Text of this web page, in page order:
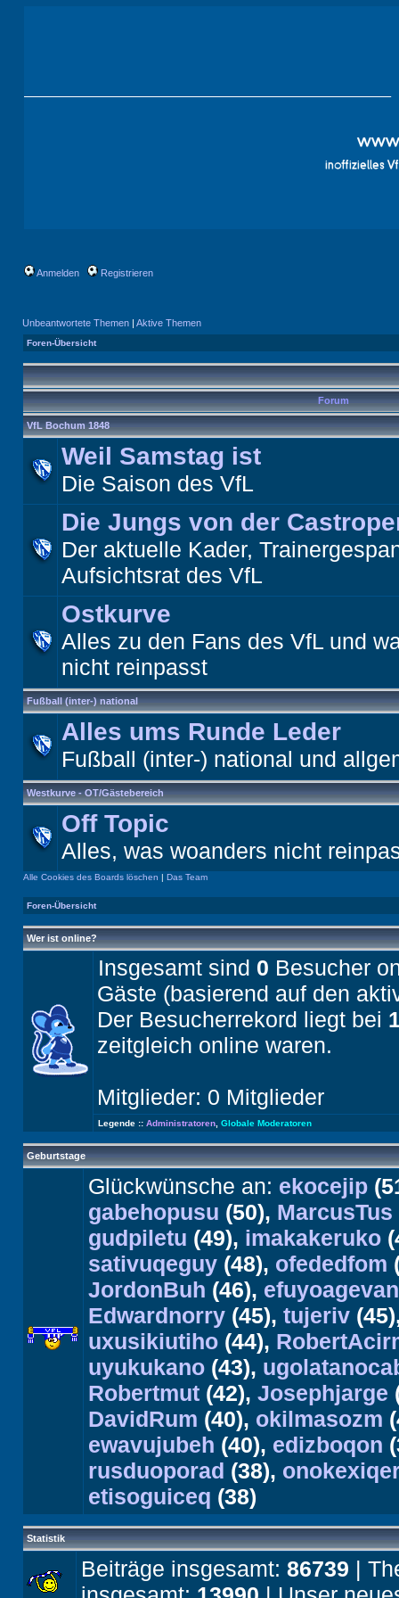
Anmelden Registrieren
Unbeantwortete Themen | Aktive Themen
Foren-Übersicht
Forum
VfL Bochum 1848
Weil Samstag ist
Die Saison des VfL
Die Jungs von der
Der aktuelle Kader,
Aufsichtsrat des VfL
Ostkurve
Alles zu den Fans des VfL und
nicht reinpasst
Fußball (inter-) national
Alles ums Runde Leder
Fußball (inter-) national und
Westkurve - OT/Gästebereich
Off Topic
Alles, was woanders nicht
Alle Cookies des Boards löschen | Das Team
Foren-Übersicht
Wer ist online?
Insgesamt sind 0 Besucher
Gäste (basierend auf den
Der Besucherrekord liegt bei
zeitgleich online waren.
Mitglieder: 0 Mitglieder
Legende :: Administratoren Globale Moderatoren
Geburtstage
Glückwünsche an: ekocejip
gabehopusu (50), MarcusTus
gudpiletu (49), imakakeruko
sativuqeguy (48), ofededfom
JordonBuh (46), efuyoagevan
Edwardnorry (45), tujeriv
uxusikiutiho (44),
uyukukano (43),
Robertmut (42), Josephjarge
DavidRum (40), okilmasozm
ewavujubeh (40), edizboqon
rusduoporad (38),
etisoguiceq (38)
Statistik
Beiträge insgesamt: 86739 |